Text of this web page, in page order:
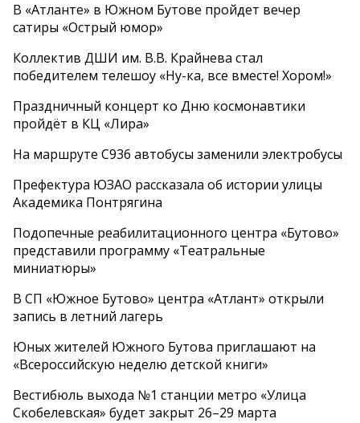
В «Атланте» в Южном Бутове пройдет вечер
сатиры «Острый юмор»
Коллектив ДШИ им. В.В. Крайнева стал
победителем телешоу «Ну-ка, все вместе! Хором!»
Праздничный концерт ко Дню космонавтики
пройдёт в КЦ «Лира»
На маршруте С936 автобусы заменили электробусы
Префектура ЮЗАО рассказала об истории улицы
Академика Понтрягина
Подопечные реабилитационного центра «Бутово»
представили программу «Театральные
миниатюры»
В СП «Южное Бутово» центра «Атлант» открыли
запись в летний лагерь
Юных жителей Южного Бутова приглашают на
«Всероссийскую неделю детской книги»
Вестибюль выхода №1 станции метро «Улица
Скобелевская» будет закрыт 26–29 марта